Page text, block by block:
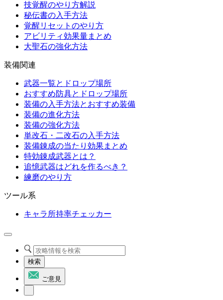
技覚醒のやり方解説
秘伝書の入手方法
覚醒リセットのやり方
アビリティ効果量まとめ
大聖石の強化方法
装備関連
武器一覧とドロップ場所
おすすめ防具とドロップ場所
装備の入手方法とおすすめ装備
装備の進化方法
装備の強化方法
単改石・二改石の入手方法
装備錬成の当たり効果まとめ
特効錬成武器とは？
追憶武器はどれを作るべき？
練磨のやり方
ツール系
キャラ所持率チェッカー
検索
ご意見